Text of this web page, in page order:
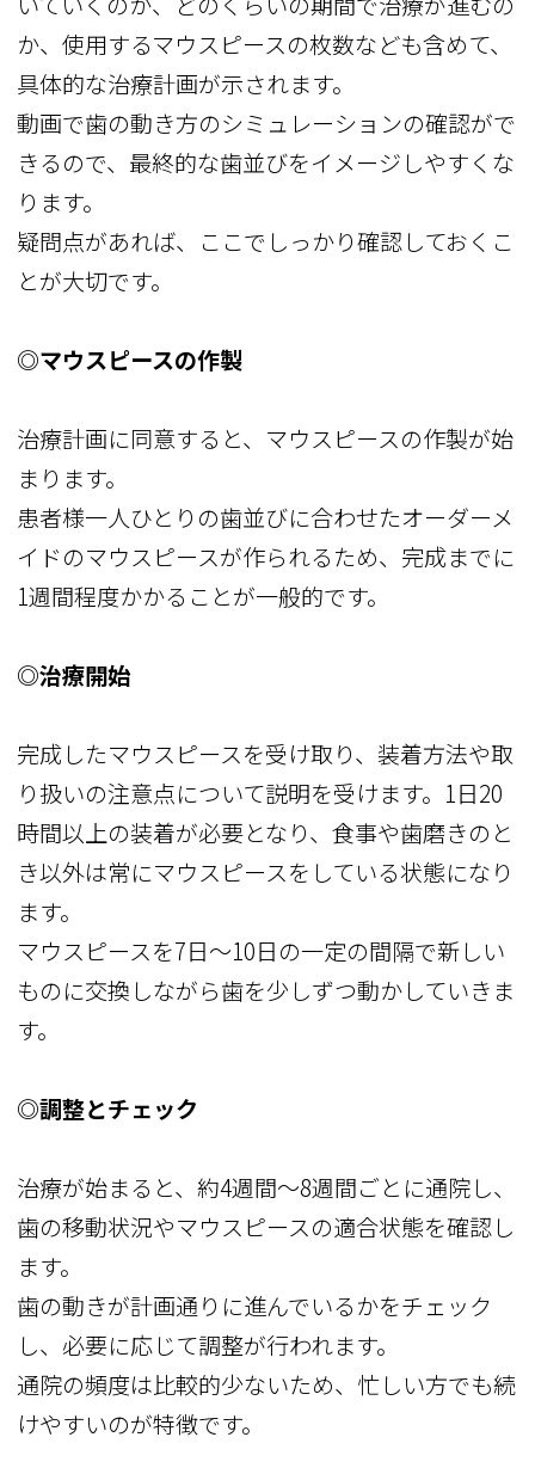
か、使用するマウスピースの枚数なども含めて、
具体的な治療計画が示されます。
動画で歯の動き方のシミュレーションの確認がで
きるので、最終的な歯並びをイメージしやすくな
ります。
疑問点があれば、ここでしっかり確認しておくこ
とが大切です。
◎マウスピースの作製
治療計画に同意すると、マウスピースの作製が始
まります。
患者様一人ひとりの歯並びに合わせたオーダーメ
イドのマウスピースが作られるため、完成までに
1週間程度かかることが一般的です。
◎治療開始
完成したマウスピースを受け取り、装着方法や取
り扱いの注意点について説明を受けます。1日20
時間以上の装着が必要となり、食事や歯磨きのと
き以外は常にマウスピースをしている状態になり
ます。
マウスピースを7日～10日の一定の間隔で新しい
ものに交換しながら歯を少しずつ動かしていきま
す。
◎調整とチェック
治療が始まると、約4週間〜8週間ごとに通院し、
歯の移動状況やマウスピースの適合状態を確認し
ます。
歯の動きが計画通りに進んでいるかをチェック
し、必要に応じて調整が行われます。
通院の頻度は比較的少ないため、忙しい方でも続
けやすいのが特徴です。